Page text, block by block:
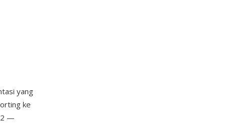
yang
ke
—